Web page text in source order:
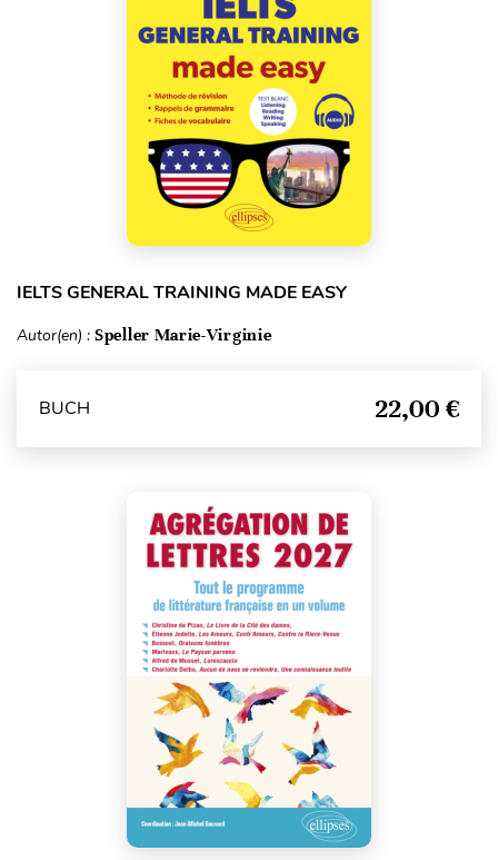
IELTS GENERAL TRAINING MADE EASY
Autor(en) : Speller Marie-Virginie
BUCH 22,00 €